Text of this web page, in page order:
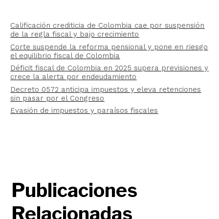
Calificación crediticia de Colombia cae por suspensión
de la regla fiscal y bajo crecimiento
Corte suspende la reforma pensional y pone en riesgo
el equilibrio fiscal de Colombia
Déficit fiscal de Colombia en 2025 supera previsiones y
crece la alerta por endeudamiento
Decreto 0572 anticipa impuestos y eleva retenciones
sin pasar por el Congreso
Evasión de impuestos y paraísos fiscales
Publicaciones
Relacionadas